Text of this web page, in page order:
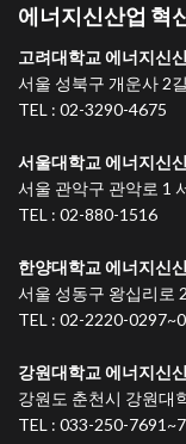
에너지신산업 혁
고려대학교 에너지신
서울 성북구 개운사 2
TEL : 02-3290-4675
서울대학교 에너지신
서울 관악구 관악로 1
TEL : 02-880-1516
한양대학교 에너지신
서울 성동구 왕십리로
TEL : 02-2220-
강원대학교 에너지신
강원도 춘천시 강원대
TEL : 033-250-